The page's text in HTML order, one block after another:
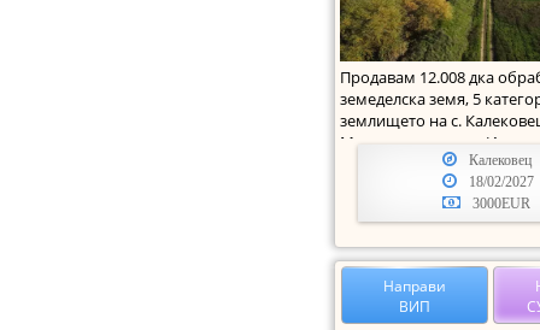
Продавам 12.008 дка
земеделска земя, 5
землището на с.
Марица, местност
Калековец
18/02/2027
3000EUR
Направи
ВИП